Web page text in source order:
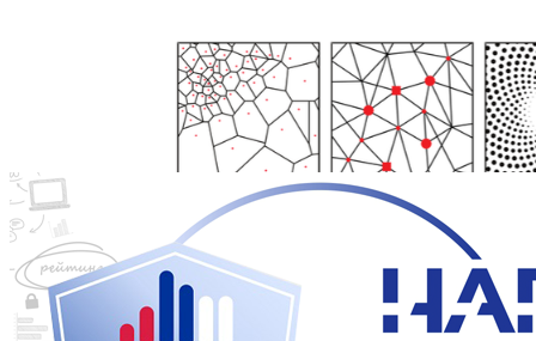
Аспирантам
Сотрудникам
Преподавателям
НОВОСТИ